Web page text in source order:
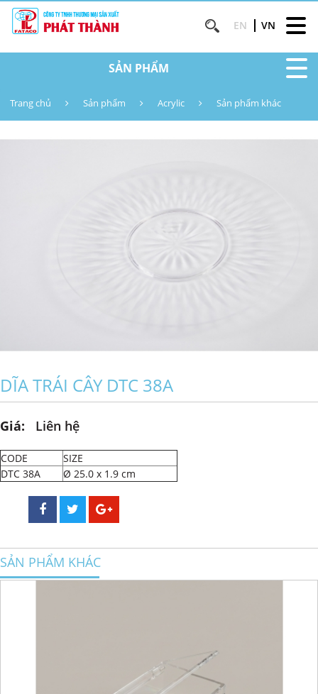
EN VN
SẢN PHẨM
Trang chủ Sản phẩm Acrylic Sản phẩm khác
DĨA TRÁI CÂY DTC 38A
Giá: Liên hệ
CODE
SIZE
DTC 38A
Ø 25.0 x 1.9 cm
SẢN PHẨM KHÁC